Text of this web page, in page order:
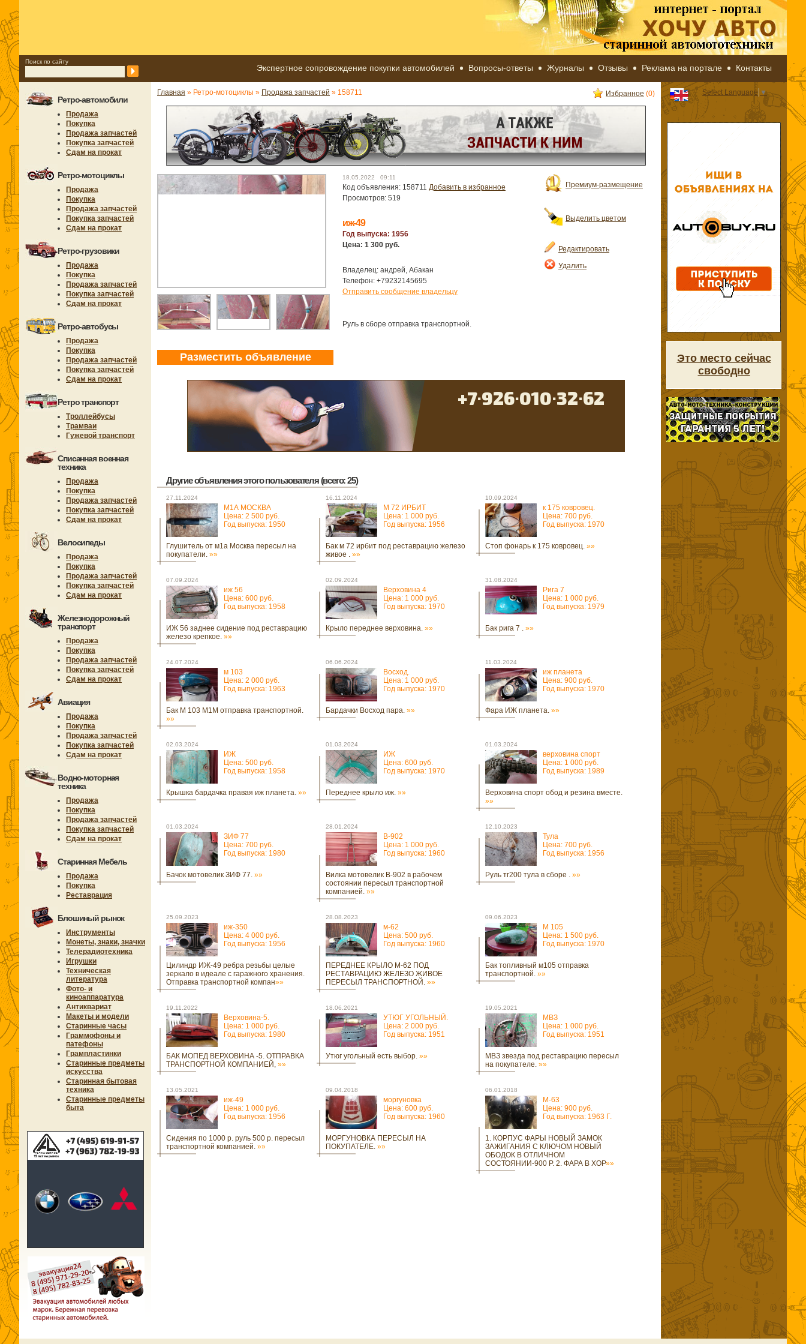
Поиск по сайту
Экспертное сопровождение покупки автомобилей Вопросы-ответы Журналы Отзывы Реклама на портале Контакты
Ретро-автомобили
Продажа
Покупка
Продажа запчастей
Покупка запчастей
Сдам на прокат
Ретро-мотоциклы
Продажа
Покупка
Продажа запчастей
Покупка запчастей
Сдам на прокат
Ретро-грузовики
Продажа
Покупка
Продажа запчастей
Покупка запчастей
Сдам на прокат
Ретро-автобусы
Продажа
Покупка
Продажа запчастей
Покупка запчастей
Сдам на прокат
Ретро транспорт
Троллейбусы
Трамваи
Гужевой транспорт
Списанная военная
техника
Продажа
Покупка
Продажа запчастей
Покупка запчастей
Сдам на прокат
Велосипеды
Продажа
Покупка
Продажа запчастей
Покупка запчастей
Сдам на прокат
Железнодорожный
транспорт
Продажа
Покупка
Продажа запчастей
Покупка запчастей
Сдам на прокат
Авиация
Продажа
Покупка
Продажа запчастей
Покупка запчастей
Сдам на прокат
Водно-моторная
техника
Продажа
Покупка
Продажа запчастей
Покупка запчастей
Сдам на прокат
Старинная Мебель
Продажа
Покупка
Реставрация
Блошиный рынок
Инструменты
Монеты, знаки, значки
Телерадиотехника
Игрушки
Техническая
литература
Фото- и
киноаппаратура
Антиквариат
Макеты и модели
Старинные часы
Граммофоны и
патефоны
Грампластинки
Старинные предметы
искусства
Старинная бытовая
техника
Старинные предметы
быта
Главная » Ретро-мотоциклы » Продажа запчастей » 158711 Избранное (0)
Разместить объявление
Премиум-размещение
Выделить цветом
Редактировать
Удалить
18.05.2022 09:11
Код объявления: 158711 Добавить в избранное
Просмотров: 519
иж-49
Год выпуска: 1956
Цена: 1 300 руб.
Владелец: андрей, Абакан
Телефон: +79232145695
Отправить сообщение владельцу
Руль в сборе отправка транспортной.
Другие объявления этого пользователя (всего: 25)
27.11.2024
М1А МОСКВА
Цена: 2 500 руб.
Год выпуска: 1950
Глушитель от м1а Москва пересыл на
покупатели. »»
16.11.2024
М 72 ИРБИТ
Цена: 1 000 руб.
Год выпуска: 1956
Бак м 72 ирбит под реставрацию железо
живое . »»
10.09.2024
к 175 ковровец.
Цена: 700 руб.
Год выпуска: 1970
Стоп фонарь к 175 ковровец. »»
07.09.2024
иж 56
Цена: 600 руб.
Год выпуска: 1958
ИЖ 56 заднее сидение под реставрацию
железо крепкое. »»
02.09.2024
Верховина 4
Цена: 1 000 руб.
Год выпуска: 1970
Крыло переднее верховина. »»
31.08.2024
Рига 7
Цена: 1 000 руб.
Год выпуска: 1979
Бак рига 7 . »»
24.07.2024
м 103
Цена: 2 000 руб.
Год выпуска: 1963
Бак М 103 М1М отправка транспортной.
»»
06.06.2024
Восход.
Цена: 1 000 руб.
Год выпуска: 1970
Бардачки Восход пара. »»
11.03.2024
иж планета
Цена: 900 руб.
Год выпуска: 1970
Фара ИЖ планета. »»
02.03.2024
ИЖ
Цена: 500 руб.
Год выпуска: 1958
Крышка бардачка правая иж планета. »»
01.03.2024
ИЖ
Цена: 600 руб.
Год выпуска: 1970
Переднее крыло иж. »»
01.03.2024
верховина спорт
Цена: 1 000 руб.
Год выпуска: 1989
Верховина спорт обод и резина вместе.
»»
01.03.2024
ЗИФ 77
Цена: 700 руб.
Год выпуска: 1980
Бачок мотовелик ЗИФ 77. »»
28.01.2024
В-902
Цена: 1 000 руб.
Год выпуска: 1960
Вилка мотовелик В-902 в рабочем
состоянии пересыл транспортной
компанией. »»
12.10.2023
Тула
Цена: 700 руб.
Год выпуска: 1956
Руль тг200 тула в сборе . »»
25.09.2023
иж-350
Цена: 4 000 руб.
Год выпуска: 1956
Цилиндр ИЖ-49 ребра резьбы целые
зеркало в идеале с гаражного хранения.
Отправка транспортной компан»»
28.08.2023
м-62
Цена: 500 руб.
Год выпуска: 1960
ПЕРЕДНЕЕ КРЫЛО М-62 ПОД
РЕСТАВРАЦИЮ ЖЕЛЕЗО ЖИВОЕ
ПЕРЕСЫЛ ТРАНСПОРТНОЙ. »»
09.06.2023
М 105
Цена: 1 500 руб.
Год выпуска: 1970
Бак топливный м105 отправка
транспортной. »»
19.11.2022
Верховина-5.
Цена: 1 000 руб.
Год выпуска: 1980
БАК МОПЕД ВЕРХОВИНА -5. ОТПРАВКА
ТРАНСПОРТНОЙ КОМПАНИЕЙ, »»
18.06.2021
УТЮГ УГОЛЬНЫЙ.
Цена: 2 000 руб.
Год выпуска: 1951
Утюг угольный есть выбор. »»
19.05.2021
МВЗ
Цена: 1 000 руб.
Год выпуска: 1951
МВЗ звезда под реставрацию пересыл
на покупателе. »»
13.05.2021
иж-49
Цена: 1 000 руб.
Год выпуска: 1956
Сидения по 1000 р. руль 500 р. пересыл
транспортной компанией. »»
09.04.2018
моргуновка
Цена: 600 руб.
Год выпуска: 1960
МОРГУНОВКА ПЕРЕСЫЛ НА
ПОКУПАТЕЛЕ. »»
06.01.2018
М-63
Цена: 900 руб.
Год выпуска: 1963 Г.
1. КОРПУС ФАРЫ НОВЫЙ ЗАМОК
ЗАЖИГАНИЯ С КЛЮЧОМ НОВЫЙ
ОБОДОК В ОТЛИЧНОМ
СОСТОЯНИИ-900 Р. 2. ФАРА В ХОР»»
Select Language ▼
Это место сейчас
свободно